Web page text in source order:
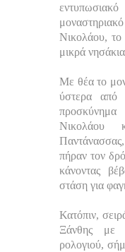
Νικολάου, το
μικρά
Με θέα το
ύστερα από
Νικολάου
πήραν τον
κάνοντας
στάση για
Κατόπιν,
Ξάνθης με
ρολογιού,